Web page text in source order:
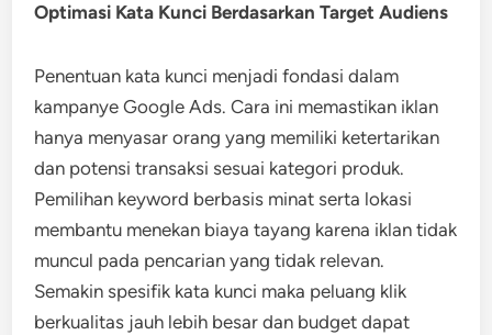
Optimasi Kata Kunci Berdasarkan Target Audiens
Penentuan kata kunci menjadi fondasi dalam
kampanye Google Ads. Cara ini memastikan iklan
hanya menyasar orang yang memiliki ketertarikan
dan potensi transaksi sesuai kategori produk.
Pemilihan keyword berbasis minat serta lokasi
membantu menekan biaya tayang karena iklan tidak
muncul pada pencarian yang tidak relevan.
Semakin spesifik kata kunci maka peluang klik
berkualitas jauh lebih besar dan budget dapat